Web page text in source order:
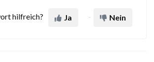
hilfreich? Ja Nein